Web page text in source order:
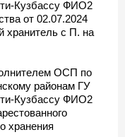
Кузбассу ФИО2
от 02.07.2024
хранитель с П. на
ОСП по
районам ГУ
Кузбассу ФИО2
хранения